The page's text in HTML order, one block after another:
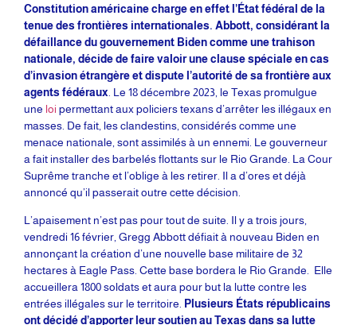
Constitution américaine charge en effet l’État fédéral de la
tenue des frontières internationales. Abbott, considérant la
défaillance du gouvernement Biden comme une trahison
nationale, décide de faire valoir une clause spéciale en cas
d’invasion étrangère et dispute l’autorité de sa frontière aux
agents fédéraux . Le 18 décembre 2023, le Texas promulgue
une loi permettant aux policiers texans d’arrêter les illégaux en
masses. De fait, les clandestins, considérés comme une
menace nationale, sont assimilés à un ennemi. Le gouverneur
a fait installer des barbelés flottants sur le Rio Grande. La Cour
Suprême tranche et l’oblige à les retirer. Il a d’ores et déjà
annoncé qu’il passerait outre cette décision.
L’apaisement n’est pas pour tout de suite. Il y a trois jours,
vendredi 16 février, Gregg Abbott défiait à nouveau Biden en
annonçant la création d’une nouvelle base militaire de 32
hectares à Eagle Pass. Cette base bordera le Rio Grande. Elle
accueillera 1800 soldats et aura pour but la lutte contre les
entrées illégales sur le territoire. Plusieurs États républicains
ont décidé d’apporter leur soutien au Texas dans sa lutte